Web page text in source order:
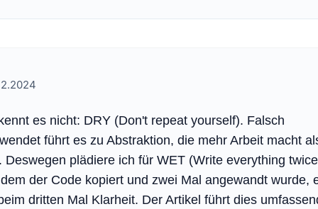
es nicht: DRY (Don't repeat yourself). Falsch
führt es zu Abstraktion, die mehr Arbeit macht
Deswegen plädiere ich für WET (Write everything
der Code kopiert und zwei Mal angewandt wurde,
dritten Mal Klarheit. Der Artikel führt dies